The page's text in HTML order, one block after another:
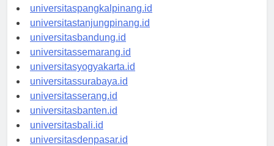
universitaspangkalpinang.id
universitastanjungpinang.id
universitasbandung.id
universitassemarang.id
universitasyogyakarta.id
universitassurabaya.id
universitasserang.id
universitasbanten.id
universitasbali.id
universitasdenpasar.id